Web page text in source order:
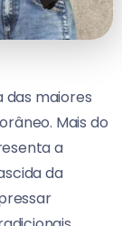
das maiores
Mais do
a
da